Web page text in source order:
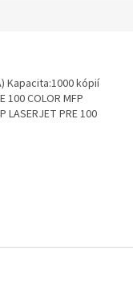
Kapacita:1000 kópií
100 COLOR MFP
LASERJET PRE 100